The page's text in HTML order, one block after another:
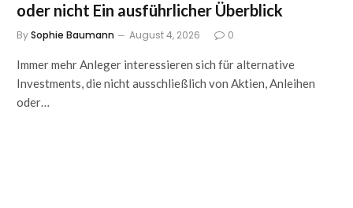
oder nicht Ein ausführlicher Überblick
BySophie Baumann August 4, 2026 0
Immer mehr Anleger interessieren sich für alternative
Investments, die nicht ausschließlich von Aktien, Anleihen
oder…